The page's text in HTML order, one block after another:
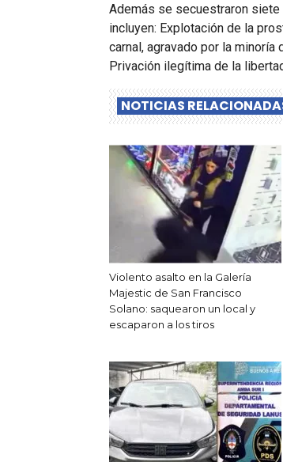
Además se secuestraron
incluyen: Explotación de la
carnal, agravado por la
Privación ilegítima de la
NOTICIAS
Violento asalto en la Galería
Majestic de San Francisco
Solano: saquearon un local y
escaparon a los tiros